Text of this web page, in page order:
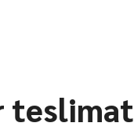
teslimat